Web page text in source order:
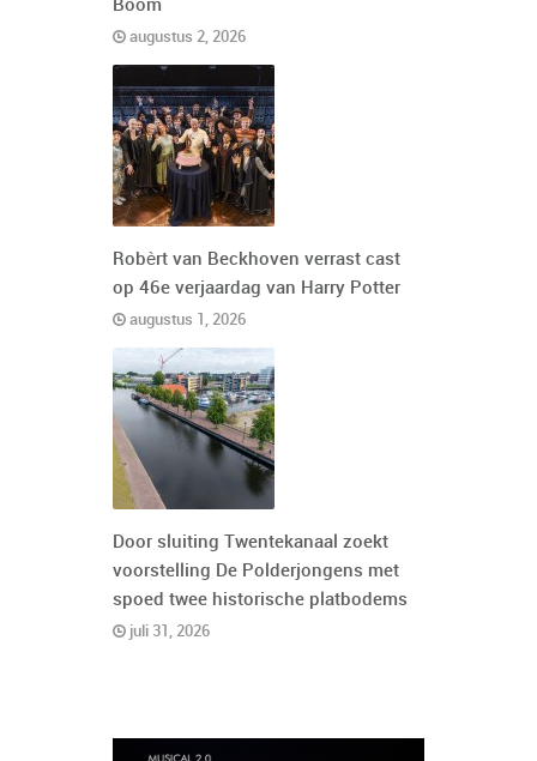
Boom
augustus 2, 2026
Robèrt van Beckhoven verrast cast
op 46e verjaardag van Harry Potter
augustus 1, 2026
Door sluiting Twentekanaal zoekt
voorstelling De Polderjongens met
spoed twee historische platbodems
juli 31, 2026